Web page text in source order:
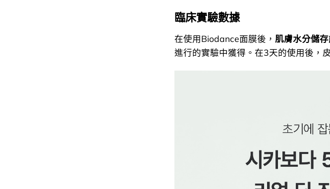
臨床實驗數據
在使用Biodance面膜後， 肌膚水分儲
進行的實驗中獲得。在3天的使用後，